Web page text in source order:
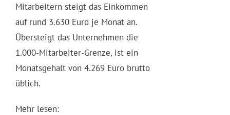
Mitarbeitern steigt das Einkommen
auf rund 3.630 Euro je Monat an.
Übersteigt das Unternehmen die
1.000-Mitarbeiter-Grenze, ist ein
Monatsgehalt von 4.269 Euro brutto
üblich.
Mehr lesen: